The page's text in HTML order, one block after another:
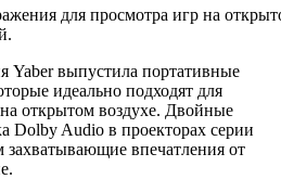
для просмотра игр на
Yaber выпустила портативные
идеально подходят для
открытом воздухе. Двойные
Dolby Audio в проекторах серии
захватывающие впечатления от